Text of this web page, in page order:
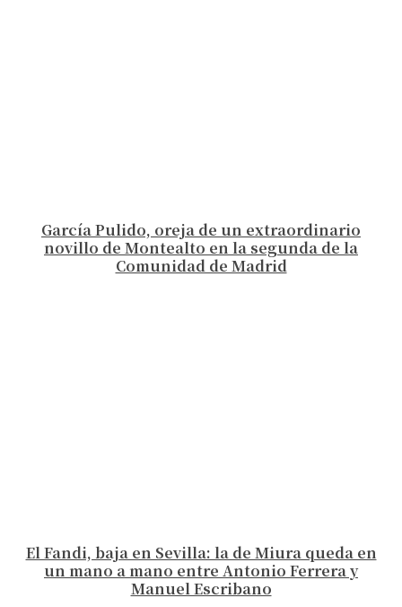
García Pulido, oreja de un extraordinario
novillo de Montealto en la segunda de la
Comunidad de Madrid
El Fandi, baja en Sevilla: la de Miura queda en
un mano a mano entre Antonio Ferrera y
Manuel Escribano